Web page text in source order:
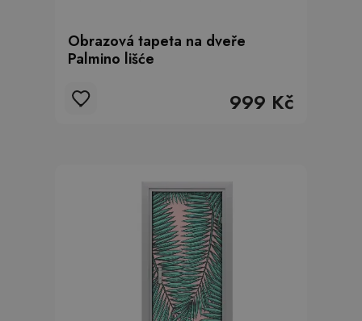
Obrazová tapeta na dveře
Palmino lišće
999 Kč